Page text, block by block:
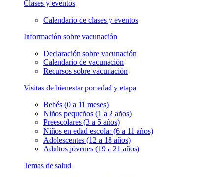
Clases y eventos
Calendario de clases y eventos
Información sobre vacunación
Declaración sobre vacunación
Calendario de vacunación
Recursos sobre vacunación
Visitas de bienestar por edad y etapa
Bebés (0 a 11 meses)
Niños pequeños (1 a 2 años)
Preescolares (3 a 5 años)
Niños en edad escolar (6 a 11 años)
Adolescentes (12 a 18 años)
Adultos jóvenes (19 a 21 años)
Temas de salud